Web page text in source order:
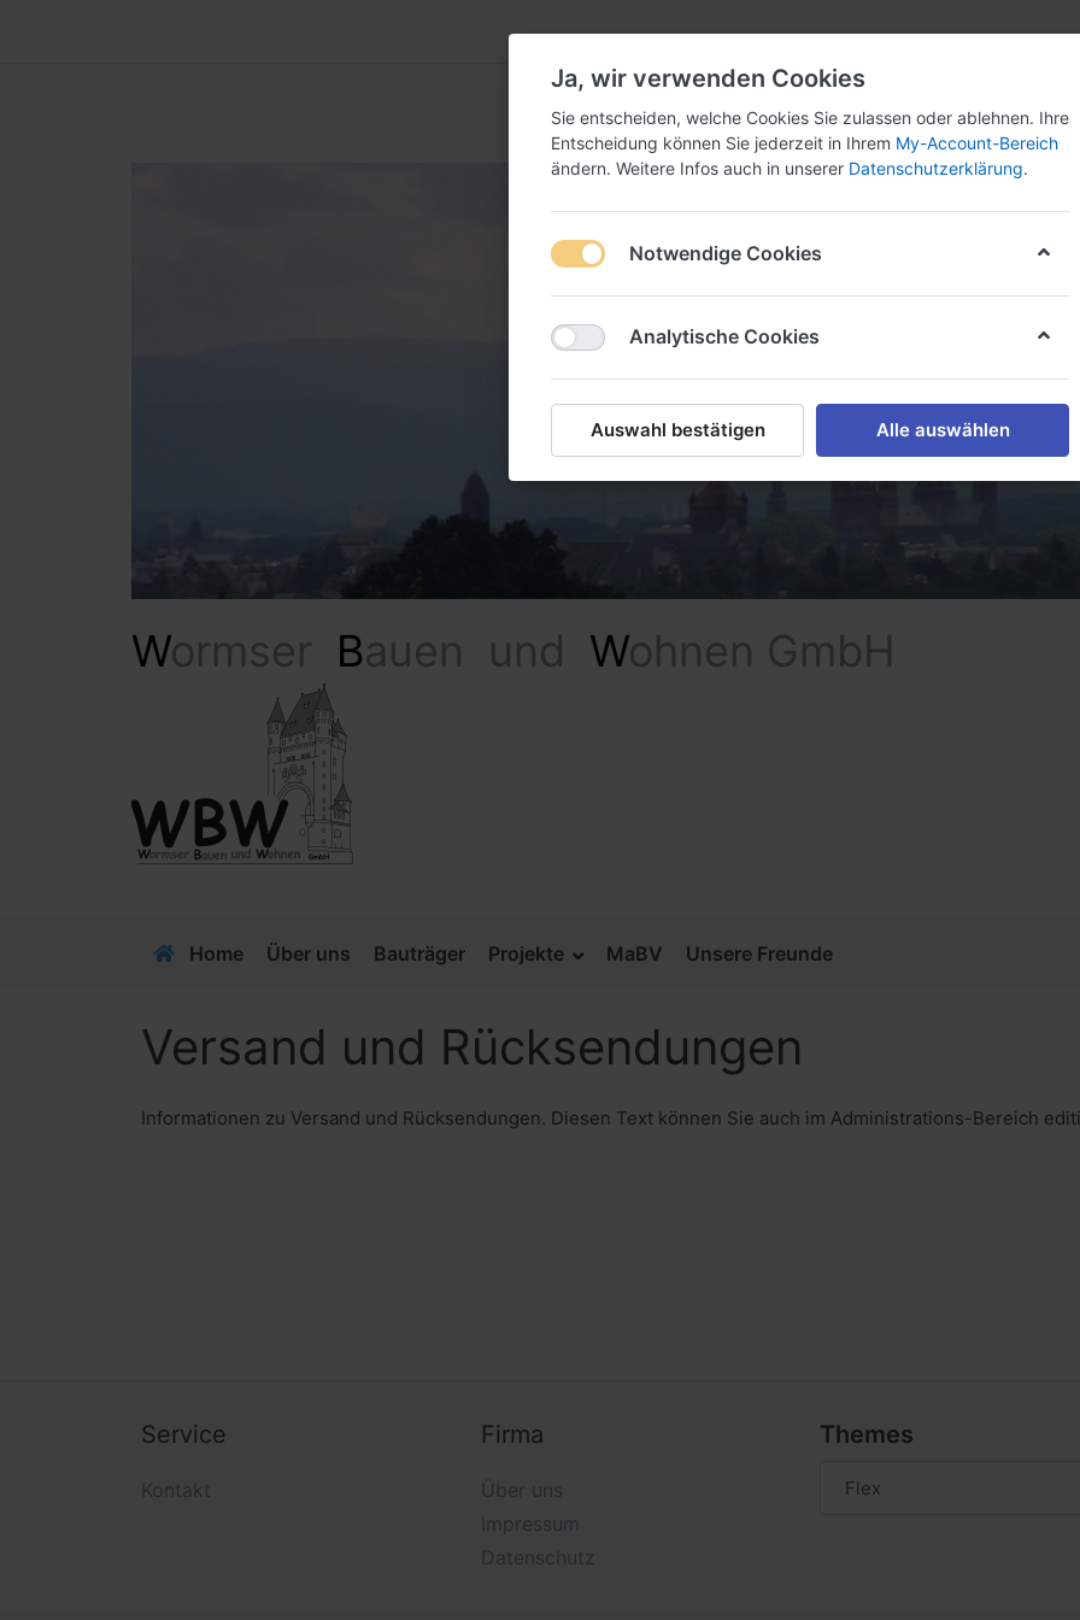
Wormser Bauen und Wohnen
Home Über uns Bauträger Projekte MaBV Unsere Freunde
Versand und Rücksendungen
Informationen zu Versand und Rücksendungen. Diesen Text können Sie auch im Administrations-Bereich
Service
Kontakt
Firma
Über uns
Impressum
Datenschutz
Themes
Ja, wir verwenden Cookies
Sie entscheiden, welche Cookies Sie zulassen oder ablehnen. Ihre
Entscheidung können Sie jederzeit in Ihrem My-Account-Bereich
ändern. Weitere Infos auch in unserer Datenschutzerklärung.
Notwendige Cookies
Analytische Cookies
Auswahl bestätigen Alle auswählen